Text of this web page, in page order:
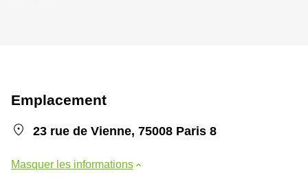
Emplacement
23 rue de Vienne, 75008 Paris 8
Masquer les informations